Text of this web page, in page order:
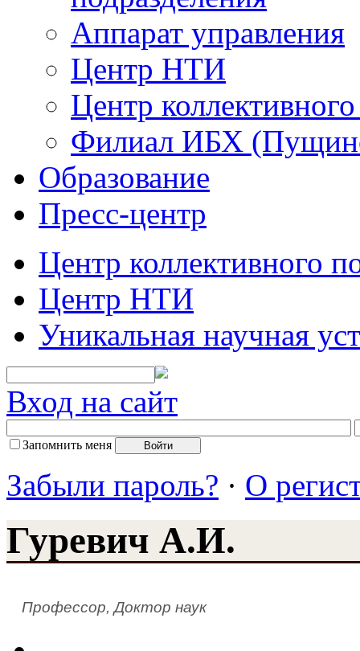
Аппарат управления
Центр НТИ
Центр
Филиал ИБХ
Образование
Пресс-центр
Центр коллективного
Центр НТИ
Уникальная научная
Вход на сайт
Запомнить меня
Забыли пароль? · О
Гуревич А.И.
Профессор, Доктор наук